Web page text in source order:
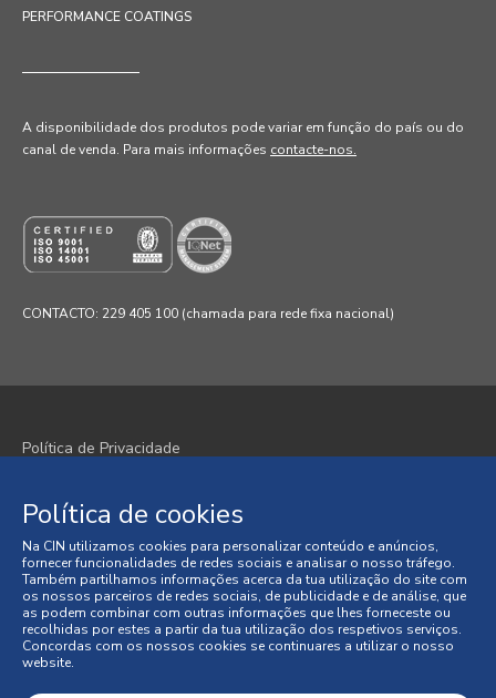
PERFORMANCE COATINGS
A disponibilidade dos produtos pode variar em função do país ou do
canal de venda. Para mais informações contacte-nos.
CONTACTO: 229 405 100 (chamada para rede fixa nacional)
Política de Privacidade
Termos e Condições
Condições Gerais de Venda
Litígios de Consumo
Livro de Reclamações Online
Política de cookies
Na CIN utilizamos cookies para personalizar conteúdo e anúncios,
fornecer funcionalidades de redes sociais e analisar o nosso tráfego.
Também partilhamos informações acerca da tua utilização do site com
os nossos parceiros de redes sociais, de publicidade e de análise, que
as podem combinar com outras informações que lhes forneceste ou
recolhidas por estes a partir da tua utilização dos respetivos serviços.
Concordas com os nossos cookies se continuares a utilizar o nosso
website.